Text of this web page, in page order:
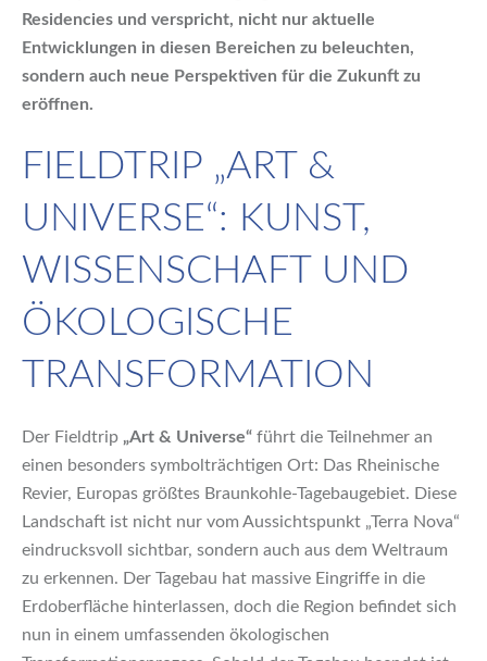
Residencies und verspricht, nicht nur aktuelle
Entwicklungen in diesen Bereichen zu beleuchten,
sondern auch neue Perspektiven für die Zukunft zu
eröffnen.
FIELDTRIP „ART &
UNIVERSE“: KUNST,
WISSENSCHAFT UND
ÖKOLOGISCHE
TRANSFORMATION
Der Fieldtrip „Art & Universe“führt die Teilnehmer an
einen besonders symbolträchtigen Ort: Das Rheinische
Revier, Europas größtes Braunkohle-Tagebaugebiet. Diese
Landschaft ist nicht nur vom Aussichtspunkt „Terra Nova“
eindrucksvoll sichtbar, sondern auch aus dem Weltraum
zu erkennen. Der Tagebau hat massive Eingriffe in die
Erdoberfläche hinterlassen, doch die Region befindet sich
nun in einem umfassenden ökologischen